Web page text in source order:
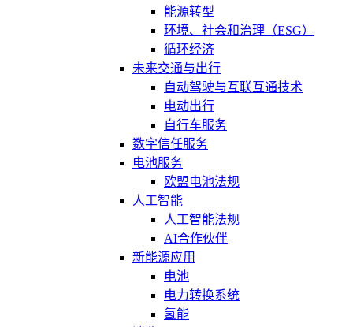
能源转型
环境、社会和治理（ESG）
循环经济
未来交通与出行
自动驾驶与互联互通技术
电动出行
自行车服务
数字信任服务
电池服务
欧盟电池法规
人工智能
人工智能法规
AI合作伙伴
新能源应用
电池
电力转换系统
氢能